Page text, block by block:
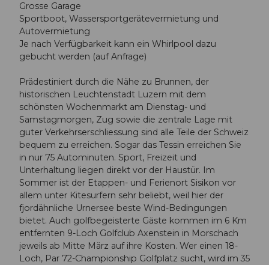
Grosse Garage
Sportboot, Wassersportgerätevermietung und
Autovermietung
Je nach Verfügbarkeit kann ein Whirlpool dazu
gebucht werden (auf Anfrage)
Prädestiniert durch die Nähe zu Brunnen, der
historischen Leuchtenstadt Luzern mit dem
schönsten Wochenmarkt am Dienstag- und
Samstagmorgen, Zug sowie die zentrale Lage mit
guter Verkehrserschliessung sind alle Teile der Schweiz
bequem zu erreichen. Sogar das Tessin erreichen Sie
in nur 75 Autominuten. Sport, Freizeit und
Unterhaltung liegen direkt vor der Haustür. Im
Sommer ist der Etappen- und Ferienort Sisikon vor
allem unter Kitesurfern sehr beliebt, weil hier der
fjordähnliche Urnersee beste Wind-Bedingungen
bietet. Auch golfbegeisterte Gäste kommen im 6 Km
entfernten 9-Loch Golfclub Axenstein in Morschach
jeweils ab Mitte März auf ihre Kosten. Wer einen 18-
Loch, Par 72-Championship Golfplatz sucht, wird im 35